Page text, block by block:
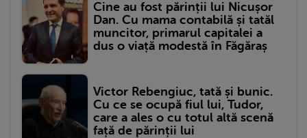
Cine au fost părinții lui Nicușor
Dan. Cu mama contabilă și tatăl
muncitor, primarul capitalei a
dus o viață modestă în Făgăraș
Victor Rebengiuc, tată și bunic.
Cu ce se ocupă fiul lui, Tudor,
care a ales o cu totul altă scenă
față de părinții lui